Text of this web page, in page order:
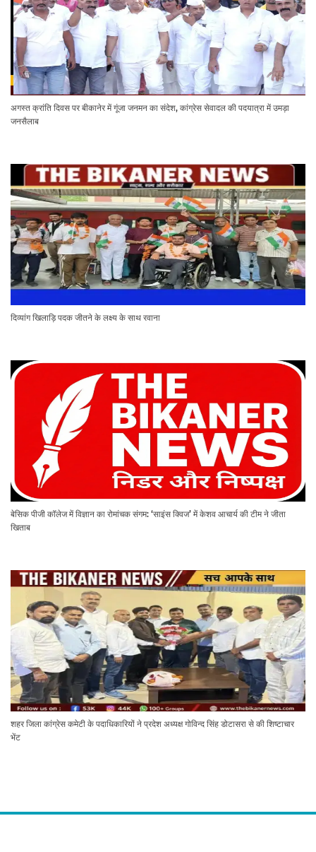
अगस्त क्रांति दिवस पर बीकानेर में गूंजा जनमन का संदेश, कांग्रेस सेवादल की पदयात्रा में उमड़ा
जनसैलाब
दिव्यांग खिलाड़ि पदक जीतने के लक्ष्य के साथ रवाना
बेसिक पीजी कॉलेज में विज्ञान का रोमांचक संगम: ‘साइंस क्विज’ में केशव आचार्य की टीम ने जीता
खिताब
शहर जिला कांग्रेस कमेटी के पदाधिकारियों ने प्रदेश अध्यक्ष गोविन्द सिंह डोटासरा से की शिष्टाचार
भेंट